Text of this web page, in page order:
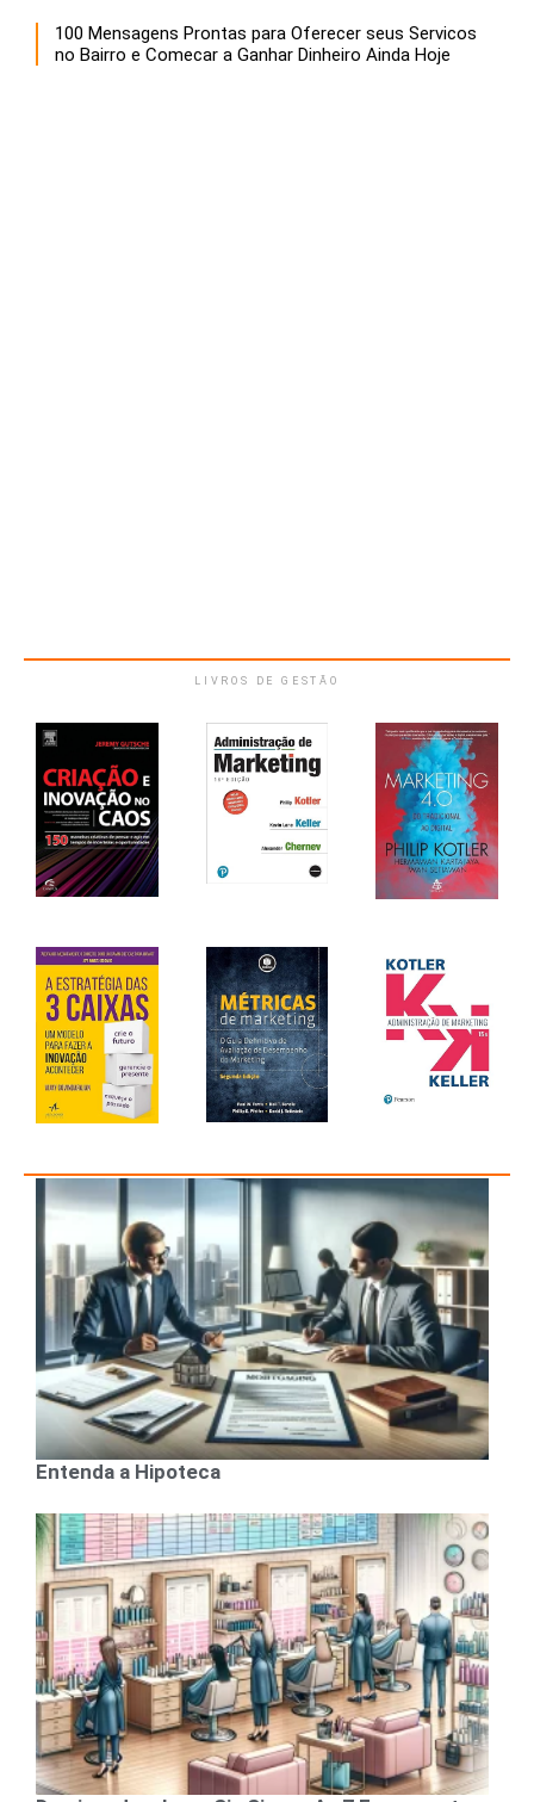
100 Mensagens Prontas para Oferecer seus Servicos
no Bairro e Comecar a Ganhar Dinheiro Ainda Hoje
LIVROS DE GESTÃO
Entenda a Hipoteca